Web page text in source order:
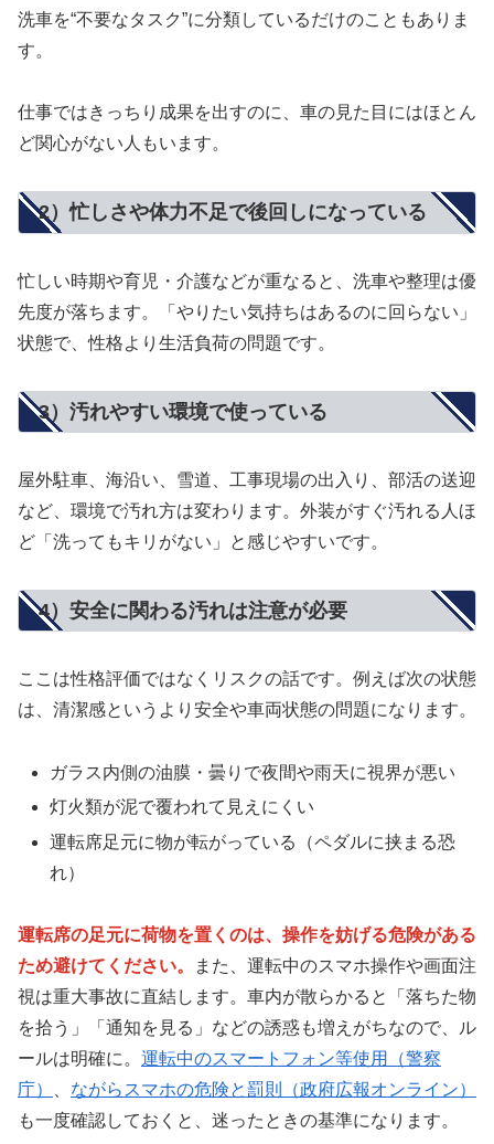
洗車を“不要なタスク”に分類しているだけのこともありま
す。
仕事ではきっちり成果を出すのに、車の見た目にはほとん
ど関心がない人もいます。
2）忙しさや体力不足で後回しになっている
忙しい時期や育児・介護などが重なると、洗車や整理は優
先度が落ちます。「やりたい気持ちはあるのに回らない」
状態で、性格より生活負荷の問題です。
3）汚れやすい環境で使っている
屋外駐車、海沿い、雪道、工事現場の出入り、部活の送迎
など、環境で汚れ方は変わります。外装がすぐ汚れる人ほ
ど「洗ってもキリがない」と感じやすいです。
4）安全に関わる汚れは注意が必要
ここは性格評価ではなくリスクの話です。例えば次の状態
は、清潔感というより安全や車両状態の問題になります。
ガラス内側の油膜・曇りで夜間や雨天に視界が悪い
灯火類が泥で覆われて見えにくい
運転席足元に物が転がっている（ペダルに挟まる恐
れ）
運転席の足元に荷物を置くのは、操作を妨げる危険がある
ため避けてください。
また、運転中のスマホ操作や画面注
視は重大事故に直結します。車内が散らかると「落ちた物
を拾う」「通知を見る」などの誘惑も増えがちなので、ル
ールは明確に。 運転中のスマートフォン等使用（警察
庁）
、 ながらスマホの危険と罰則（政府広報オンライン）
も一度確認しておくと、迷ったときの基準になります。